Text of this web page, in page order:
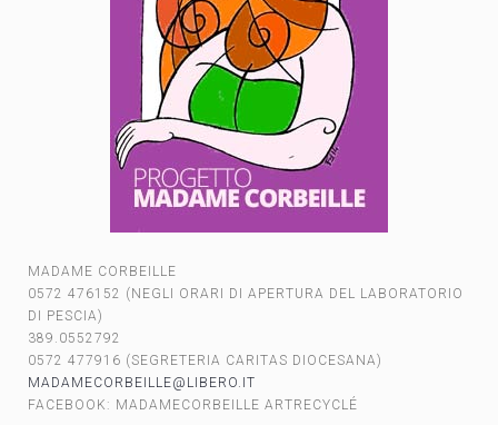
MADAME CORBEILLE
0572 476152 (NEGLI ORARI DI APERTURA DEL LABORATORIO
DI PESCIA)
389.0552792
0572 477916 (SEGRETERIA CARITAS DIOCESANA)
MADAMECORBEILLE@LIBERO.IT
FACEBOOK: MADAMECORBEILLE ARTRECYCLÉ